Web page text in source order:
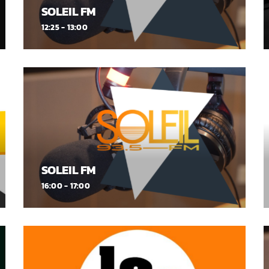
SOLEIL FM
12:25 - 13:00
SOLEIL FM
16:00 - 17:00